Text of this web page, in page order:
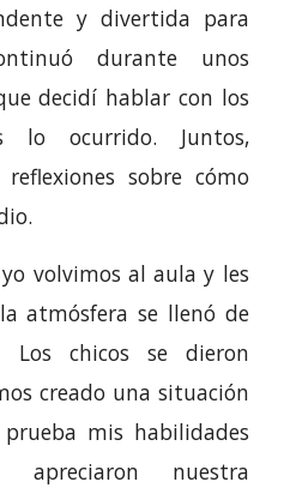
y divertida para
durante unos
decidí hablar con los
lo ocurrido. Juntos,
sobre cómo
volvimos al aula y les
atmósfera se llenó de
Los chicos se dieron
creado una situación
mis habilidades
nuestra